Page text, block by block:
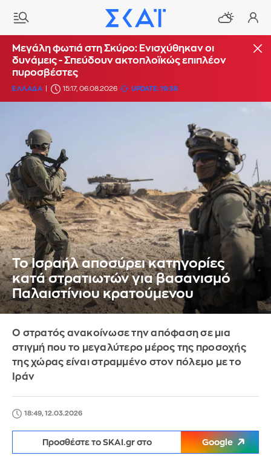
Μεγάλη φωτιά στη Σκύρο: Ενισχύθηκαν οι
δυνάμεις - Σπεύδουν ακτοπλοϊκώς επιπλέον
πυροσβέστες
ΕΛΛΑΔΑ 15:17, 06.08.2026 UPDATE: 19:38
Το Ισραήλ αποσύρει κατηγορίες
κατά στρατιωτών για βασανισμό
Παλαιστίνιου κρατούμενου
Ο στρατός ανακοίνωσε την απόφαση σε μια
στιγμή που το μεγαλύτερο μέρος της προσοχής
της χώρας είναι στραμμένο στον πόλεμο με το
Ιράν
18:49, 12.03.2026
Προσθέστε το SKAI.gr στο Google